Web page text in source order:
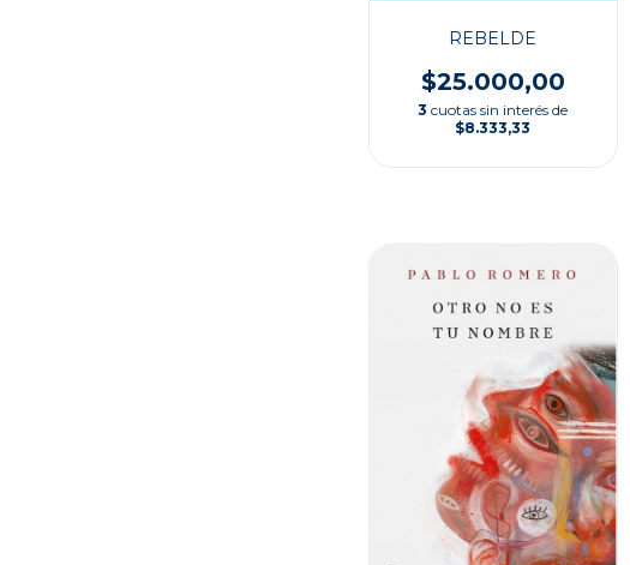
REBELDE
$25.000,00
3 cuotas sin interés de
$8.333,33